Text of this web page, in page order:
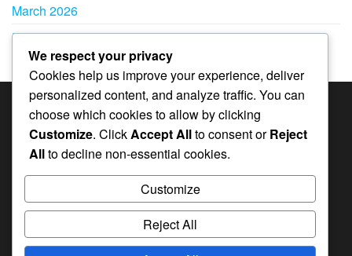
March 2026
February 2026
CATEGORÍAS
Bonificaciones del Pase Mensual en Whiteout
Códigos de regalo en Whiteout Survival
Premios por Hitos del Evento en Whiteout Survival
We respect your privacy
Cookies help us improve your experience, deliver
personalized content, and analyze traffic. You can
choose which cookies to allow by clicking
Customize. ClickAccept Allto consent orReject
Allto decline non-essential cookies.
Customize
Reject All